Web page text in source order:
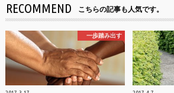
RECOMMEND こちらの記事も人気です。
一歩踏み出す